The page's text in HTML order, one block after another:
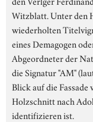
Witzblatt. Unter den
wiederholten
eines Demagogen
Abgeordneter der
die Signatur "AM"
Blick auf die Fassade
Holzschnitt nach
identifizieren ist.